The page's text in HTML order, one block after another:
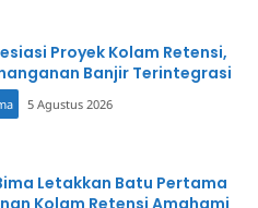
Proyek Kolam Retensi,
Banjir Terintegrasi
5 Agustus 2026
Letakkan Batu Pertama
Kolam Retensi Amahami